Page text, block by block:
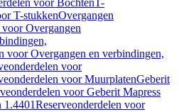
voor BochtenT-
T-stukkenOvergangen
Overgangen
voor Overgangen en verbindingen,
voor
voor MuurplatenGeberit
voor Geberit Mapress
1.4401Reserveonderdelen voor